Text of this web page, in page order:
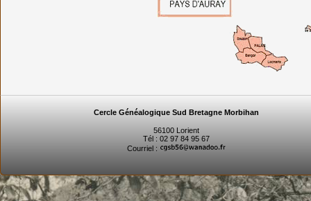
Cercle Généalogique Sud Bretagne Morbihan
56100 Lorient
Tél : 02 97 84 95 67
Courriel :